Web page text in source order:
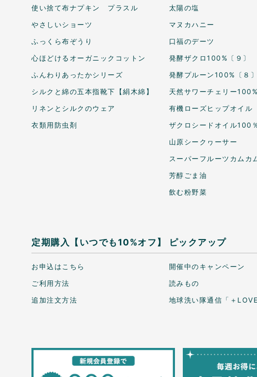
使い捨て布ナプキン プラスル
やさしいショーツ
ふっくら布ぞうり
心ほどけるオーガニックコットン
ふんわりあったかシリーズ
シルクと綿の五本指靴下【絹木綿】
リネンとシルクのウェア
衣類用防虫剤
太陽の塩
マヌカハニー
口福のデーツ
発酵ザクロ100%〔９〕
発酵プルーン100%〔８〕
天然サワーチェリー100%
有機ローズヒップオイル
ザクロシードオイル100
山原シークヮーサー
スーパーフルーツカムカ
芳醇ごま油
飲む粉野菜
定期購入【いつでも10%オフ】
お申込はこちら
ご利用方法
追加注文方法
ピックアップ
開催中のキャンペーン
読みもの
地球洗い隊通信「＋LOVE